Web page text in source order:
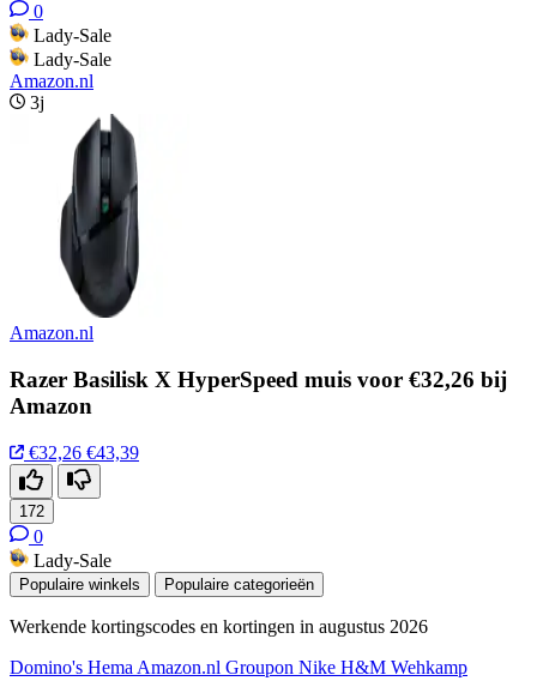
0
Lady-Sale
Lady-Sale
Amazon.nl
3j
Amazon.nl
Razer Basilisk X HyperSpeed muis voor €32,26 bij
Amazon
€32,26 €43,39
172
0
Lady-Sale
Populaire winkels Populaire categorieën
Werkende kortingscodes en kortingen in augustus 2026
Domino's Hema Amazon.nl Groupon Nike H&M Wehkamp